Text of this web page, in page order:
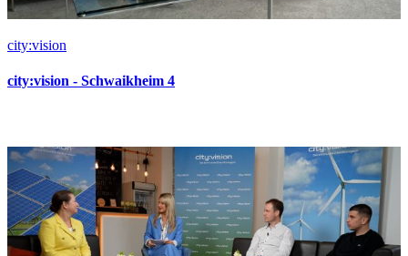
city:vision
city:vision - Schwaikheim 4